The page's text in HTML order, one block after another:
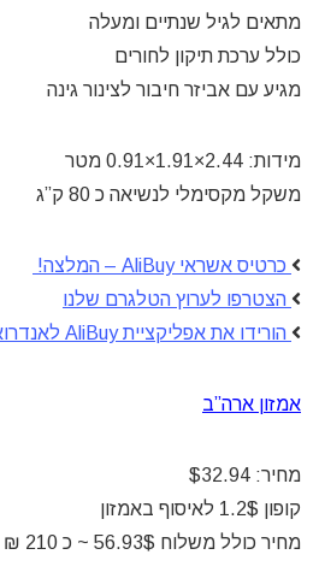
מתאים לגיל שנתיים ומעלה
כולל ערכת תיקון לחורים
מגיע עם אביזר חיבור לצינור גינה
מידות: 2.44×1.91×0.91 מטר
משקל מקסימלי לנשיאה כ 80 ק”ג
כרטיס אשראי AliBuy – המלצה!
הצטרפו לערוץ הטלגרם שלנו
הורידו את אפליקציית AliBuy לאנדרואיד
אמזון ארה”ב
מחיר: $32.94
קופון 1.2$ לאיסוף באמזון
מחיר כולל משלוח 56.93$ ~ כ 210 ₪ בלבד